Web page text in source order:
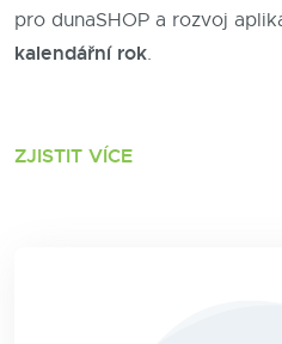
pro dunaSHOP a rozvoj
kalendářní rok.
ZJISTIT VÍCE